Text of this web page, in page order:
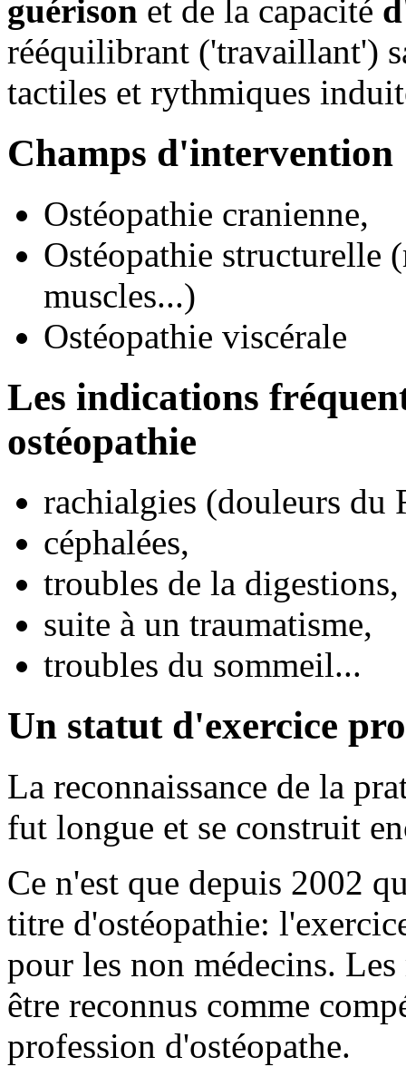
guérison et de la capacité
rééquilibrant ('travaillant')
tactiles et rythmiques
Champs d'intervention
Ostéopathie cranienne,
Ostéopathie structurelle
muscles...)
Ostéopathie viscérale
Les indications
ostéopathie
rachialgies (douleurs du
céphalées,
troubles de la digestions,
suite à un traumatisme,
troubles du sommeil...
Un statut d'exercice
La reconnaissance de la
fut longue et se construit
Ce n'est que depuis 2002
titre d'ostéopathie:
pour les non médecins.
être reconnus comme
profession d'ostéopathe.